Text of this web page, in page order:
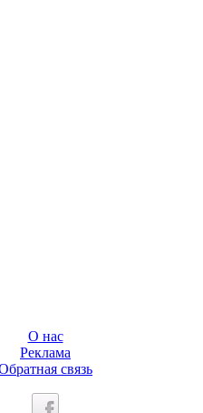
О нас
Реклама
связь